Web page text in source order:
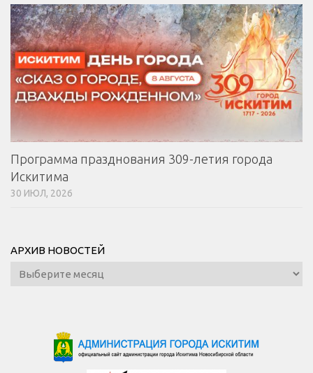
Программа празднования 309-летия города
Искитима
30 ИЮЛ, 2026
АРХИВ НОВОСТЕЙ
Архив
новостей